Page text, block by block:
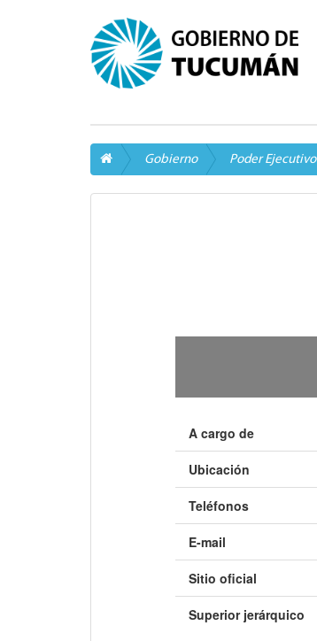
Gobierno Poder Ejecutivo
A cargo de
Ubicación
Teléfonos
E-mail
Sitio oficial
Superior jerárquico